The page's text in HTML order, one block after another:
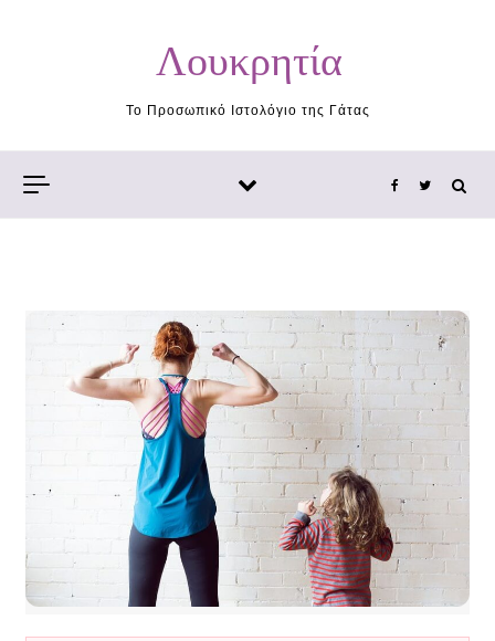
Λουκρητία
Το Προσωπικό Ιστολόγιο της Γάτας